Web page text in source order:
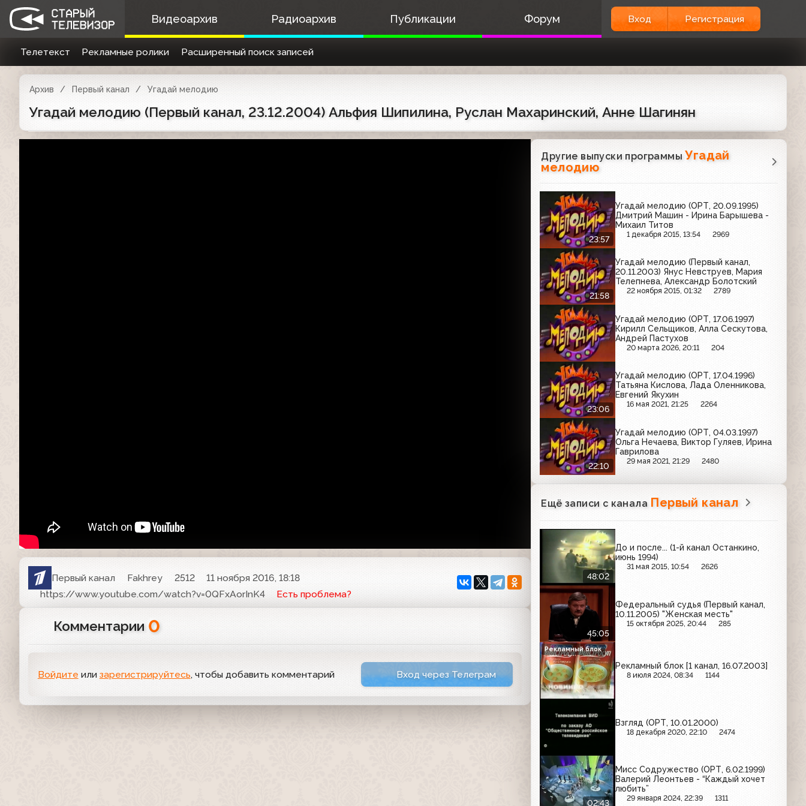
Видеоархив Радиоархив Публикации Форум Вход Регистрация
Телетекст Рекламные ролики Расширенный поиск записей
Архив Первый канал Угадай мелодию
Угадай мелодию (Первый канал, 23.12.2004) Альфия Шипилина, Руслан Махаринский, Анне Шагинян
Первый канал Fakhrey 2512
11 ноября 2016, 18:18
https://www.youtube.com/watch?v=0QFxAorInK4
Есть проблема?
Комментарии 0
Войдите или зарегистрируйтесь, чтобы добавить комментарий Вход через Телеграм
Другие выпуски программы Угадай
мелодию
23:57
Угадай мелодию (ОРТ, 20.09.1995)
Дмитрий Машин - Ирина Барышева -
Михаил Титов
1 декабря 2015, 13:54 2969
21:58
Угадай мелодию (Первый канал,
20.11.2003) Янус Невструев, Мария
Телепнева, Александр Болотский
22 ноября 2015, 01:32 2789
Угадай мелодию (ОРТ, 17.06.1997)
Кирилл Сельщиков, Алла Сескутова,
Андрей Пастухов
20 марта 2026, 20:11 204
23:06
Угадай мелодию (ОРТ, 17.04.1996)
Татьяна Кислова, Лада Оленникова,
Евгений Якухин
16 мая 2021, 21:25 2264
22:10
Угадай мелодию (ОРТ, 04.03.1997)
Ольга Нечаева, Виктор Гуляев, Ирина
Гаврилова
29 мая 2021, 21:29 2480
Ещё записи с канала Первый канал
48:02
До и после... (1-й канал Останкино,
июнь 1994)
31 мая 2015, 10:54 2626
45:05
Федеральный судья (Первый канал,
10.11.2005) "Женская месть"
15 октября 2025, 20:44 285
Рекламный блок [1 канал, 16.07.2003]
8 июля 2024, 08:34 1144
Рекламный блок
Взгляд (ОРТ, 10.01.2000)
18 декабря 2020, 22:10 2474
02:43
Мисс Содружество (ОРТ, 6.02.1999)
Валерий Леонтьев - “Каждый хочет
любить”
29 января 2024, 22:39 1311